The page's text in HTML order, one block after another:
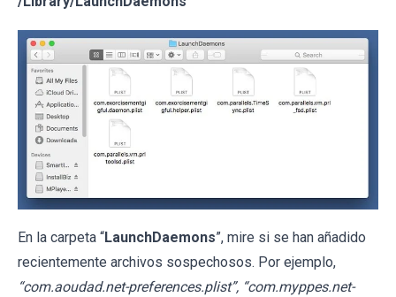
En la carpeta “LaunchDaemons”, mire si se han añadido
recientemente archivos sospechosos. Por ejemplo,
“com.aoudad.net-preferences.plist”, “com.myppes.net-